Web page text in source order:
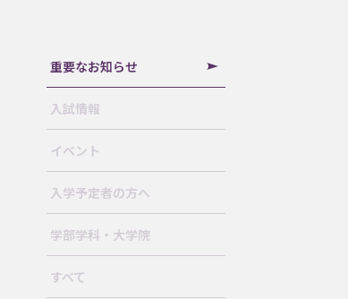
重要なお知らせ
入試情報
イベント
入学予定者の方へ
学部学科・大学院
すべて